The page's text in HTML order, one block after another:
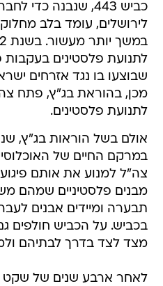
כביש 443, שנבנה כדי
לירושלים, עומד בלב
לתנועת פלסטינים בעקבות
שבוצעו בו נגד אזרחים
מכן, בהוראת בג"ץ, פתח
לתנועת פלסטינים.
אולם בשל הוראות בג"ץ,
במרקם החיים של
צה"ל למנוע את אותם
מבנים פלסטיניים שמהם
תבערה ומיידים אבנים
בכביש. על הכביש חולפים
מצד לצד בדרך לבתיהם